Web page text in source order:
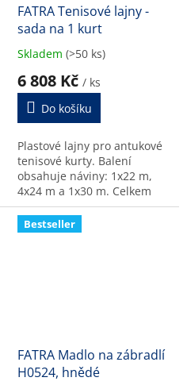
FATRA Tenisové lajny -
sada na 1 kurt
Průměrné
produktu
5,0
5
hvězdiček.
Skladem (>50 ks)
6 808 Kč / ks
Do košíku
Plastové lajny pro antukové
tenisové kurty. Balení
obsahuje náviny: 1x22 m,
4x24 m a 1x30 m. Celkem
148 m. Neobsahuje kotvící
systém, ten je nutné přidat
do košíku samostatně...
Bestseller
FATRA Madlo na zábradlí
H0524, hnědé